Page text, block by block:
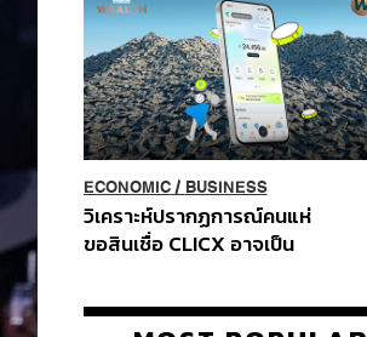
ECONOMIC/ BUSINESS
วิเคราะห์ปรากฏการณ์คนแห่
ขอสินเชื่อ CLICX อาจเป็น
ปัญหาหนี้ครัวเรือนไทยที่ถูกซุก